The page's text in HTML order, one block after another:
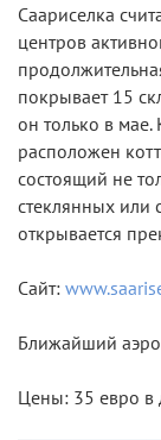
Саариселка
центров
покрывает 15
он только в мае.
расположен
состоящий не
стеклянных или
открывается
Сайт:
Ближайший
Цены: 35 евро в